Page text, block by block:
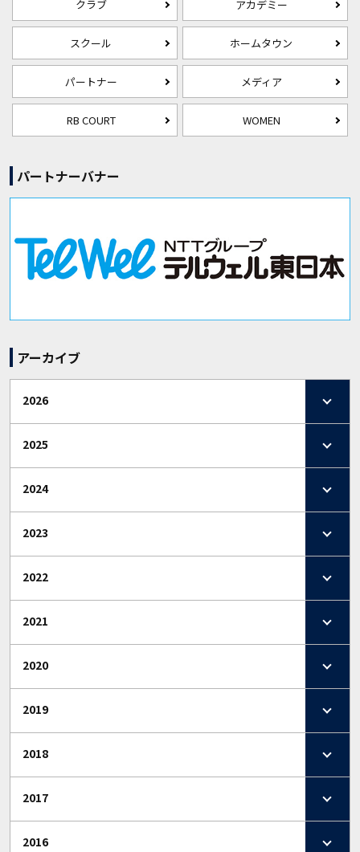
クラブ アカデミー
スクール ホームタウン
パートナー メディア
RB COURT WOMEN
パートナーバナー
アーカイブ
2026
2025
2024
2023
2022
2021
2020
2019
2018
2017
2016